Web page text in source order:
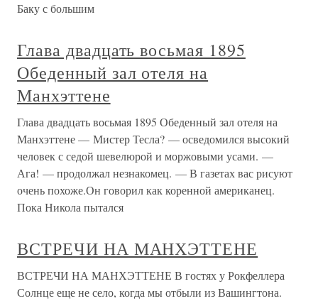
Баку с большим
Глава двадцать восьмая 1895
Обеденный зал отеля на
Манхэттене
Глава двадцать восьмая 1895 Обеденный зал отеля на
Манхэттене — Мистер Тесла? — осведомился высокий
человек с седой шевелюрой и моржовыми усами. —
Ага! — продолжал незнакомец. — В газетах вас рисуют
очень похоже.Он говорил как коренной американец.
Пока Никола пытался
ВСТРЕЧИ НА МАНХЭТТЕНЕ
ВСТРЕЧИ НА МАНХЭТТЕНЕ В гостях у Рокфеллера
Солнце еще не село, когда мы отбыли из Вашингтона.